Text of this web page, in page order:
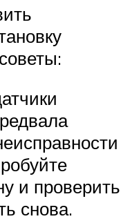
и проверить
снова.